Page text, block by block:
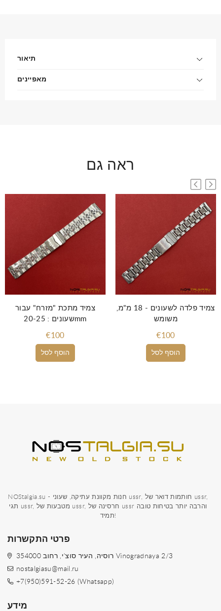
תיאור
מאפיינים
ראה גם
הוסף לסל
צמיד מתכת "מזרח" עבור
שעונים : 20-25mm
€100
הוסף לסל
צמיד פלדה לשעונים - 18 מ"מ,
משומש
€100
NOStalgia.su - חנות מקוונת עתיקה, שעוני ussr, חותמות דואר של ussr,
תגי ussr, מטבעות של ussr, חרסינה של ussr והרבה יותר בטיחות טובה
תמיד!
פרטי התקשרות
354000 רוסיה, העיר סוצ'י, רחוב Vinogradnaya 2/3
nostalgiasu@mail.ru
+7(950)591-52-26 (Whatsapp)
מידע